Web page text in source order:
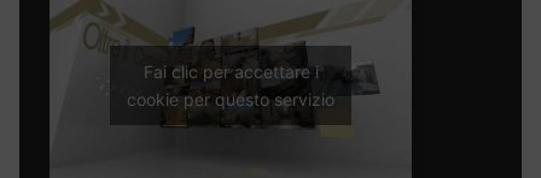
Fai clic per accettare i
cookie per questo servizio